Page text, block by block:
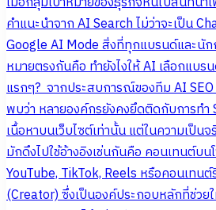
คำแนะนำจาก AI Search ไม่ว่าจะเป็น
Google AI Mode สิ่งที่ทุกแบรนด์และนัก
หมายตรงกันคือ ทำยังไงให้ AI เลือกแบร
แรกๆ? จากประสบการณ์ของทีม AI SEO
พบว่า หลายองค์กรยังคงยึดติดกับการทำ
เนื้อหาบนเว็บไซต์เท่านั้น แต่ในความเป็
มักดึงไปใช้อ้างอิงเช่นกันคือ คอนเทนต์บน
YouTube, TikTok, Reels หรือคอนเทนต์
(Creator) ซึ่งเป็นองค์ประกอบหลักที่ช่ว